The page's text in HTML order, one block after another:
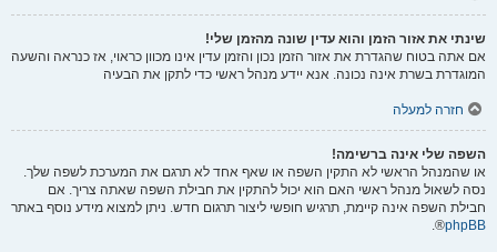
שינתי את אזור הזמן והוא עדין שונה מהזמן שלי!
אם אתה בטוח שהגדרת את אזור הזמן נכון והזמן עדין אינו מכוון כראוי, אז כנראה והשעה
המוגדרת בשרת אינה נכונה. אנא יידע מנהל ראשי כדי לתקן את הבעיה
חזרה למעלה
השפה שלי אינה ברשימה!
או שהמנהל הראשי לא התקין השפה או שאף אחד לא תרגם את המערכת לשפה שלך.
נסה לשאול מנהל ראשי האם הוא יכול להתקין את חבילת השפה שאתה צריך. אם
חבילת השפה אינה קיימת, תרגיש חופשי ליצור תרגום חדש. ניתן למצוא מידע נוסף באתר
phpBB
®.